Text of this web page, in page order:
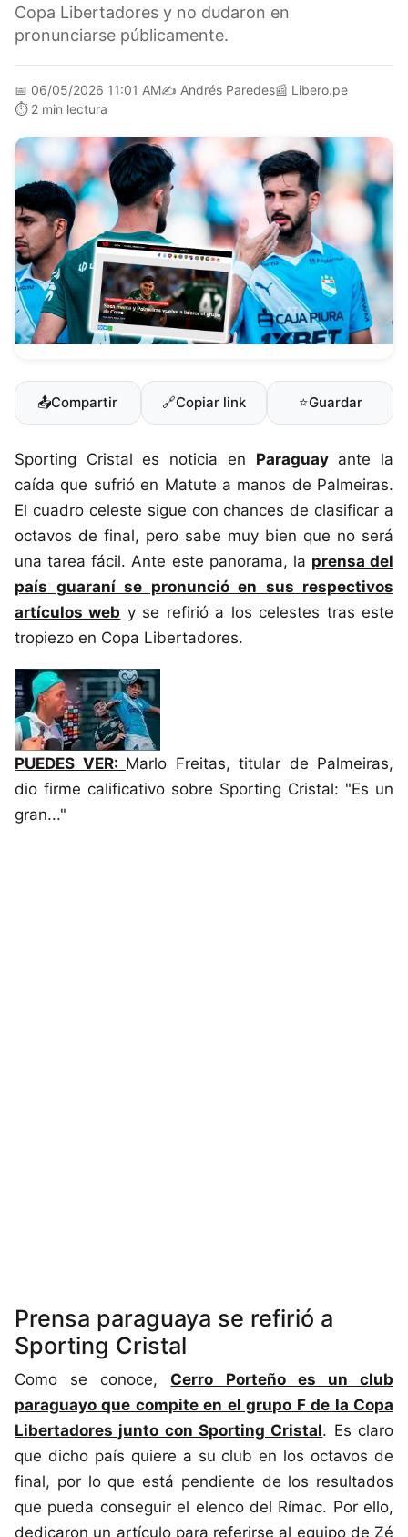
Copa Libertadores y no dudaron en
pronunciarse públicamente.
📅 06/05/2026 11:01 AM✍️ Andrés Paredes📰 Libero.pe
⏱️ 2 min lectura
📤Compartir 🔗Copiar link ⭐Guardar
Sporting Cristal es noticia en Paraguayante la
caída que sufrió en Matute a manos de Palmeiras.
El cuadro celeste sigue con chances de clasificar a
octavos de final, pero sabe muy bien que no será
una tarea fácil. Ante este panorama, la prensa del
país guaraní se pronunció en sus respectivos
artículos web y se refirió a los celestes tras este
tropiezo en Copa Libertadores.
PUEDES VER: Marlo Freitas, titular de Palmeiras,
dio firme calificativo sobre Sporting Cristal: "Es un
gran..."
Prensa paraguaya se refirió a
Sporting Cristal
Como se conoce, Cerro Porteño es un club
paraguayo que compite en el grupo F de la Copa
Libertadores junto con Sporting Cristal. Es claro
que dicho país quiere a su club en los octavos de
final, por lo que está pendiente de los resultados
que pueda conseguir el elenco del Rímac. Por ello,
dedicaron un artículo para referirse al equipo de Zé